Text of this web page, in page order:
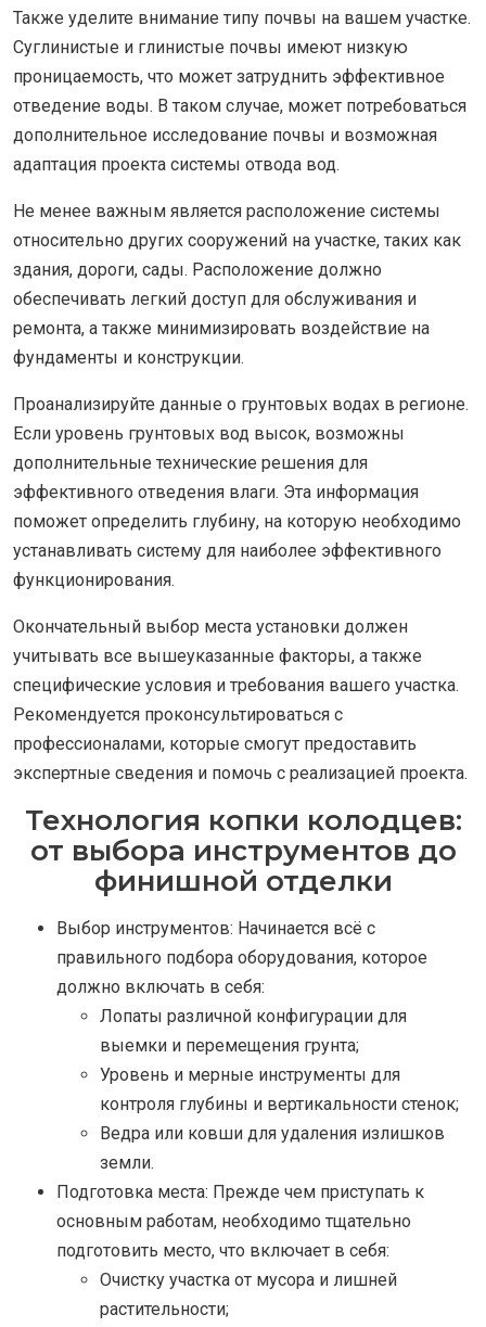
Также уделите внимание типу почвы на вашем участке.
Суглинистые и глинистые почвы имеют низкую
проницаемость, что может затруднить эффективное
отведение воды. В таком случае, может потребоваться
дополнительное исследование почвы и возможная
адаптация проекта системы отвода вод.
Не менее важным является расположение системы
относительно других сооружений на участке, таких как
здания, дороги, сады. Расположение должно
обеспечивать легкий доступ для обслуживания и
ремонта, а также минимизировать воздействие на
фундаменты и конструкции.
Проанализируйте данные о грунтовых водах в регионе.
Если уровень грунтовых вод высок, возможны
дополнительные технические решения для
эффективного отведения влаги. Эта информация
поможет определить глубину, на которую необходимо
устанавливать систему для наиболее эффективного
функционирования.
Окончательный выбор места установки должен
учитывать все вышеуказанные факторы, а также
специфические условия и требования вашего участка.
Рекомендуется проконсультироваться с
профессионалами, которые смогут предоставить
экспертные сведения и помочь с реализацией проекта.
Технология копки колодцев:
от выбора инструментов до
финишной отделки
Выбор инструментов: Начинается всё с
правильного подбора оборудования, которое
должно включать в себя:
Лопаты различной конфигурации для
выемки и перемещения грунта;
Уровень и мерные инструменты для
контроля глубины и вертикальности стенок;
Ведра или ковши для удаления излишков
земли.
Подготовка места: Прежде чем приступать к
основным работам, необходимо тщательно
подготовить место, что включает в себя:
Очистку участка от мусора и лишней
растительности;